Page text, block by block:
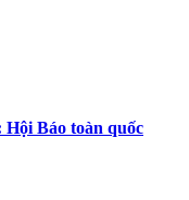
Hội Báo toàn quốc